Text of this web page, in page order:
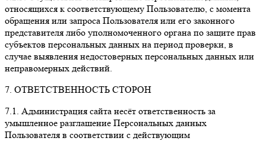
относящихся к соответствующему Пользователю, с момента
обращения или запроса Пользователя или его законного
представителя либо уполномоченного органа по защите прав
субъектов персональных данных на период проверки, в
случае выявления недостоверных персональных данных или
неправомерных действий.
7. ОТВЕТСТВЕННОСТЬ СТОРОН
7.1. Администрация сайта несёт ответственность за
умышленное разглашение Персональных данных
Пользователя в соответствии с действующим